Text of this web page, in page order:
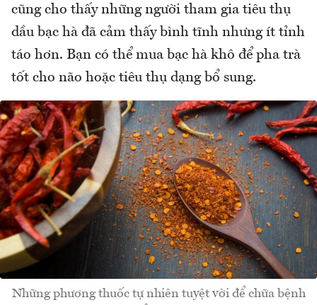
cũng cho thấy những người tham gia tiêu thụ
dầu bạc hà đã cảm thấy bình tĩnh nhưng ít tỉnh
táo hơn. Bạn có thể mua bạc hà khô để pha trà
tốt cho não hoặc tiêu thụ dạng bổ sung.
Những phương thuốc tự nhiên tuyệt vời để chữa bệnh